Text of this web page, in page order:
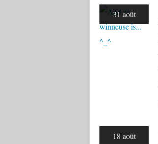
31 août
18 août